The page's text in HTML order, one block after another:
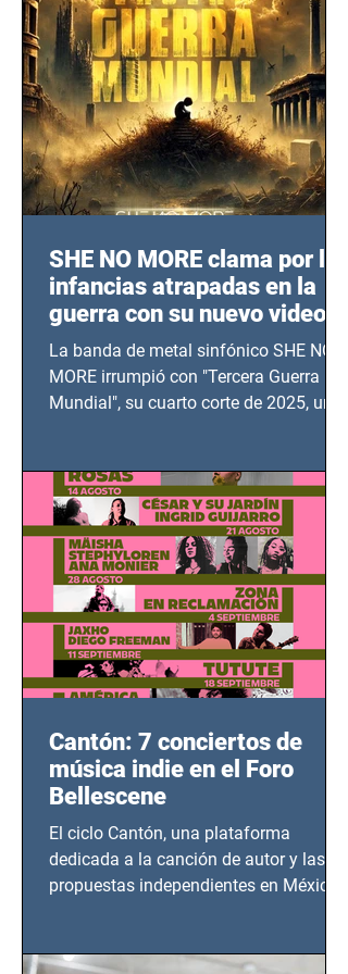
SHE NO MORE clama por las
infancias atrapadas en la
guerra con su nuevo video
TERCERA GUERRA
MUNDIAL
La banda de metal sinfónico SHE NO
MORE irrumpió con "Tercera Guerra
Mundial", su cuarto corte de 2025, un
bélicos.
Cantón: 7 conciertos de
música indie en el Foro
Bellescene
El ciclo Cantón, una plataforma
dedicada a la canción de autor y las
propuestas independientes en México,
CDMX), todos los miércoles a partir del